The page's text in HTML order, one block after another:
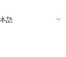
語